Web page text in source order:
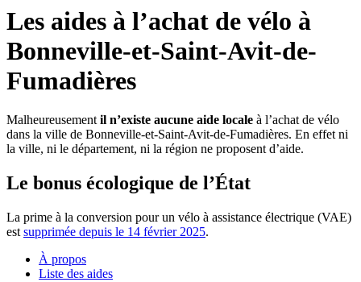
Les aides à l’achat de vélo à
Bonneville-et-Saint-Avit-de-
Fumadières
Malheureusement il n’existe aucune aide locale à l’achat de vélo
dans la ville de Bonneville-et-Saint-Avit-de-Fumadières. En effet ni
la ville, ni le département, ni la région ne proposent d’aide.
Le bonus écologique de l’État
La prime à la conversion pour un vélo à assistance électrique (VAE)
est supprimée depuis le 14 février 2025.
À propos
Liste des aides